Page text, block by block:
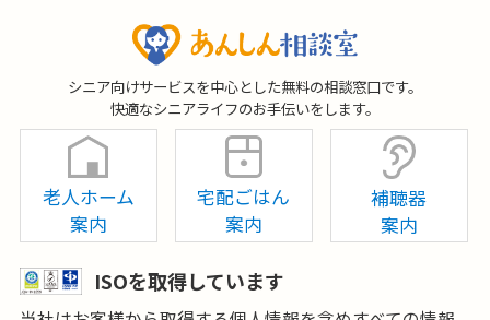
シニア向けサービスを中心とした無料の相談窓口です。
快適なシニアライフのお手伝いをします。
老人ホーム
案内
宅配ごはん
案内
補聴器
案内
ISOを取得しています